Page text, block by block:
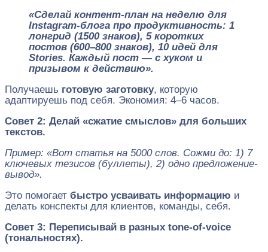
«Сделай контент-план на неделю для
Instagram-блога про продуктивность: 1
лонгрид (1500 знаков), 5 коротких
постов (600–800 знаков), 10 идей для
Stories. Каждый пост — с хуком и
призывом к действию».
Получаешь готовую заготовку, которую
адаптируешь под себя. Экономия: 4–6 часов.
Совет 2: Делай «сжатие смыслов» для больших
текстов.
Пример: «Вот статья на 5000 слов. Сожми до: 1) 7
ключевых тезисов (буллеты), 2) одно предложение-
вывод».
Это помогает быстро усваивать информацию и
делать конспекты для клиентов, команды, себя.
Совет 3: Переписывай в разных tone-of-voice
(тональностях).